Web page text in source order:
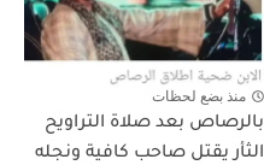
منذ بضع لحظات
بالرصاص بعد صلاة التراويح
الثأر يقتل صاحب كافية ونجله